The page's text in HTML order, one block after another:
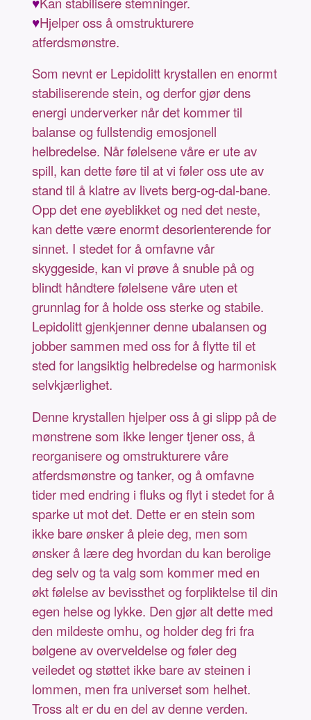
♥Hjelper oss å omstrukturere
atferdsmønstre.
Som nevnt er Lepidolitt krystallen en enormt
stabiliserende stein, og derfor gjør dens
energi underverker når det kommer til
balanse og fullstendig emosjonell
helbredelse. Når følelsene våre er ute av
spill, kan dette føre til at vi føler oss ute av
stand til å klatre av livets berg-og-dal-bane.
Opp det ene øyeblikket og ned det neste,
kan dette være enormt desorienterende for
sinnet. I stedet for å omfavne vår
skyggeside, kan vi prøve å snuble på og
blindt håndtere følelsene våre uten et
grunnlag for å holde oss sterke og stabile.
Lepidolitt gjenkjenner denne ubalansen og
jobber sammen med oss for å flytte til et
sted for langsiktig helbredelse og harmonisk
selvkjærlighet.
Denne krystallen hjelper oss å gi slipp på de
mønstrene som ikke lenger tjener oss, å
reorganisere og omstrukturere våre
atferdsmønstre og tanker, og å omfavne
tider med endring i fluks og flyt i stedet for å
sparke ut mot det. Dette er en stein som
ikke bare ønsker å pleie deg, men som
ønsker å lære deg hvordan du kan berolige
deg selv og ta valg som kommer med en
økt følelse av bevissthet og forpliktelse til din
egen helse og lykke. Den gjør alt dette med
den mildeste omhu, og holder deg fri fra
bølgene av overveldelse og føler deg
veiledet og støttet ikke bare av steinen i
lommen, men fra universet som helhet.
Tross alt er du en del av denne verden.